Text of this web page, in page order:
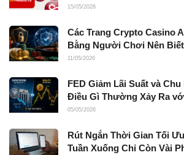
15/05/2026
Các Trang Crypto Casino
Bằng Người Chơi Nên Biết
11/05/2026
FED Giảm Lãi Suất và
Điều Gì Thường Xảy Ra
05/05/2026
Rút Ngắn Thời Gian Tối
Tuần Xuống Chỉ Còn Vài